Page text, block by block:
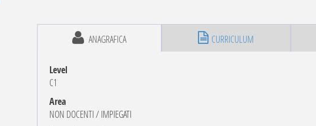
ANAGRAFICA CURRICULUM
Level
C1
Area
NON DOCENTI / IMPIEGATI